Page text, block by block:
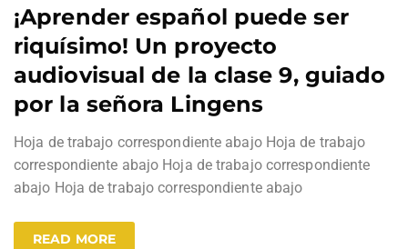
¡Aprender español puede ser
riquísimo! Un proyecto
audiovisual de la clase 9, guiado
por la señora Lingens
Hoja de trabajo correspondiente abajo Hoja de trabajo
correspondiente abajo Hoja de trabajo correspondiente
abajo Hoja de trabajo correspondiente abajo
READ MORE